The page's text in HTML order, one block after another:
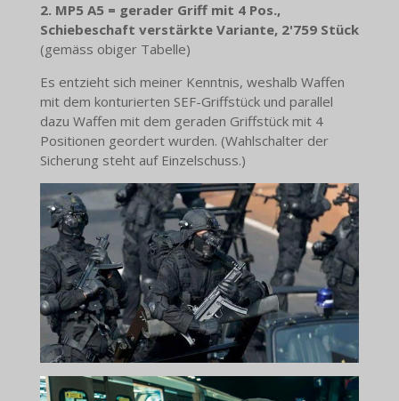
2. MP5 A5 = gerader Griff mit 4 Pos.,
Schiebeschaft verstärkte Variante, 2'759 Stück
(gemäss obiger Tabelle)
Es entzieht sich meiner Kenntnis, weshalb Waffen
mit dem konturierten SEF-Griffstück und parallel
dazu Waffen mit dem geraden Griffstück mit 4
Positionen geordert wurden. (Wahlschalter der
Sicherung steht auf Einzelschuss.)